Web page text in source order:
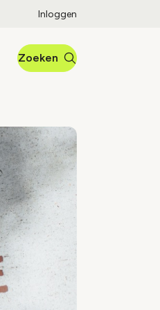
Inloggen
Zoeken